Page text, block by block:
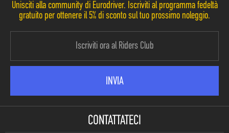
Unisciti alla community di Eurodriver. Iscriviti al programma fedeltà
gratuito per ottenere il 5% di sconto sul tuo prossimo noleggio.
CONTATTATECI